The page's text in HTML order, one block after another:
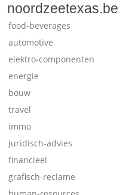
noordzeetexas.be
food-beverages
automotive
elektro-componenten
energie
bouw
travel
immo
juridisch-advies
financieel
grafisch-reclame